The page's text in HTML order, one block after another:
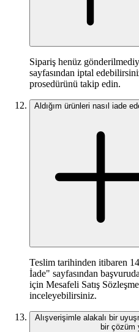
Sipariş henüz
sayfasından iptal
prosedürünü takip edin.
Aldığım ürünleri nasıl iade
Teslim tarihinden itibaren
İade" sayfasından
için Mesafeli Satış
inceleyebilirsiniz.
Alışverişimle alakalı bir